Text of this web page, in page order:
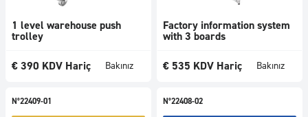
1 level warehouse push
trolley
€ 390 KDV Hariç Bakınız
Factory information system
with 3 boards
€ 535 KDV Hariç Bakınız
N°22409-01 N°22408-02